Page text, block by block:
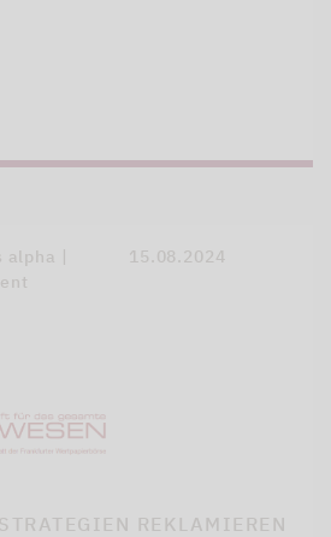
alpha |
15.08.2024
REKLAMIEREN